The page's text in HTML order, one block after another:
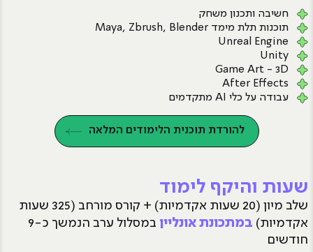
חשיבה ותכנון משחק
תוכנות תלת מימד Maya, Zbrush, Blender
Unreal Engine
Unity
Game Art - 3D
After Effects
עבודה על כלי AI מתקדמים
להורדת תוכנית הלימודים המלאה
שעות והיקף לימוד
שלב מיון (20 שעות אקדמיות) + קורס מורחב (325 שעות
אקדמיות) במתכונת אונליין
במסלול ערב הנמשך כ-9
חודשים